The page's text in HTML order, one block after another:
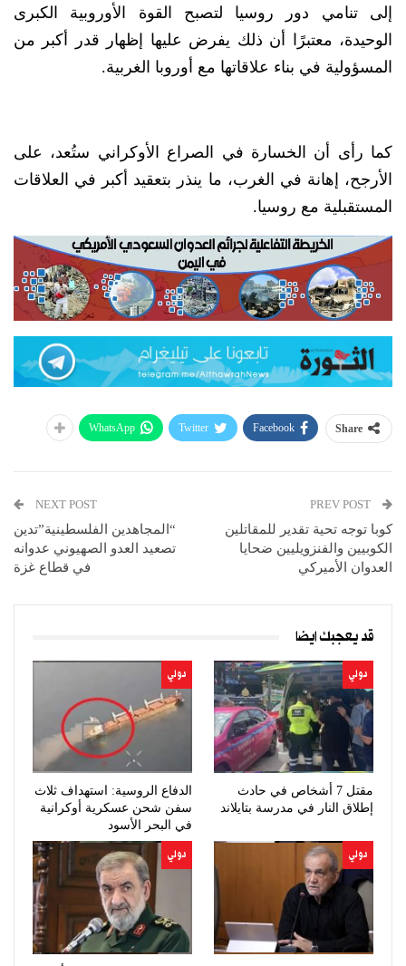
إلى تنامي دور روسيا لتصبح القوة الأوروبية الكبرى
الوحيدة، معتبرًا أن ذلك يفرض عليها إظهار قدر أكبر من
المسؤولية في بناء علاقاتها مع أوروبا الغربية.
كما رأى أن الخسارة في الصراع الأوكراني ستُعد، على
الأرجح، إهانة في الغرب، ما ينذر بتعقيد أكبر في العلاقات
المستقبلية مع روسيا.
Share
Facebook
Twitter
WhatsApp
كوبا توجه تحية تقدير للمقاتلين
الكوبيين والفنزويليين ضحايا
العدوان الأميركي
NEXT POST
“المجاهدين الفلسطينية”تدين
تصعيد العدو الصهيوني عدوانه
في قطاع غزة
قد يعجبك ايضا
دولي
مقتل 7 أشخاص في حادث
إطلاق النار في مدرسة بتايلاند
دولي
الدفاع الروسية: استهداف ثلاث
سفن شحن عسكرية أوكرانية
في البحر الأسود
دولي دولي